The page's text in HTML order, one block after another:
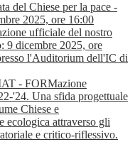
del Chiese per la pace -
2025, ore 16:00
ufficiale del nostro
9 dicembre 2025, ore
l'Auditorium dell'IC di
- FORMazione
'24. Una sfida progettuale
Chiese e
ecologica attraverso gli
e critico-riflessivo.